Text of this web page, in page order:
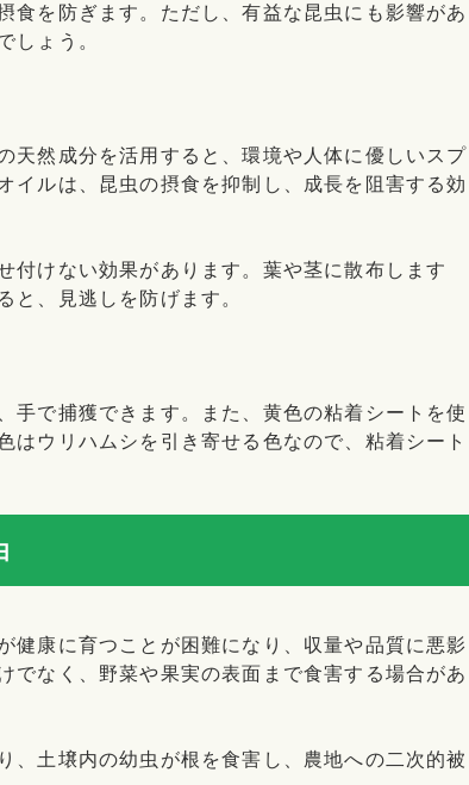
食を防ぎます。ただし、有益な昆虫にも影響があ
しょう。
天然成分を活用すると、環境や人体に優しいスプ
イルは、昆虫の摂食を抑制し、成長を阻害する効
付けない効果があります。葉や茎に散布します
と、見逃しを防げます。
手で捕獲できます。また、黄色の粘着シートを使
はウリハムシを引き寄せる色なので、粘着シート
健康に育つことが困難になり、収量や品質に悪影
でなく、野菜や果実の表面まで食害する場合があ
、土壌内の幼虫が根を食害し、農地への二次的被